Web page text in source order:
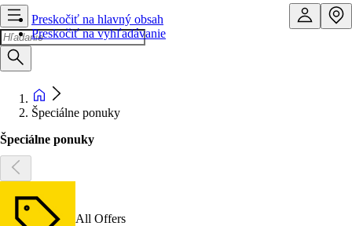
Preskočiť na hlavný obsah
Preskočiť na vyhľadávanie
Špeciálne ponuky
Špeciálne ponuky
All Offers